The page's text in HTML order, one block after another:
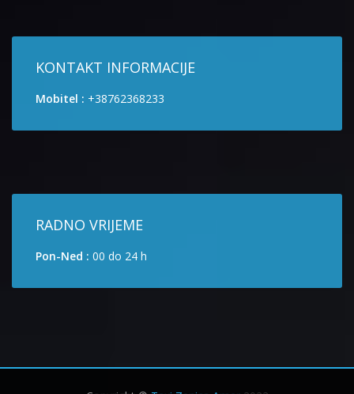
KONTAKT INFORMACIJE
Mobitel : +38762368233
RADNO VRIJEME
Pon-Ned : 00 do 24 h